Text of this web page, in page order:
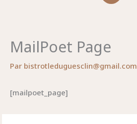
MailPoet Page
Par bistrotleduguesclin@gmail.com
[mailpoet_page]